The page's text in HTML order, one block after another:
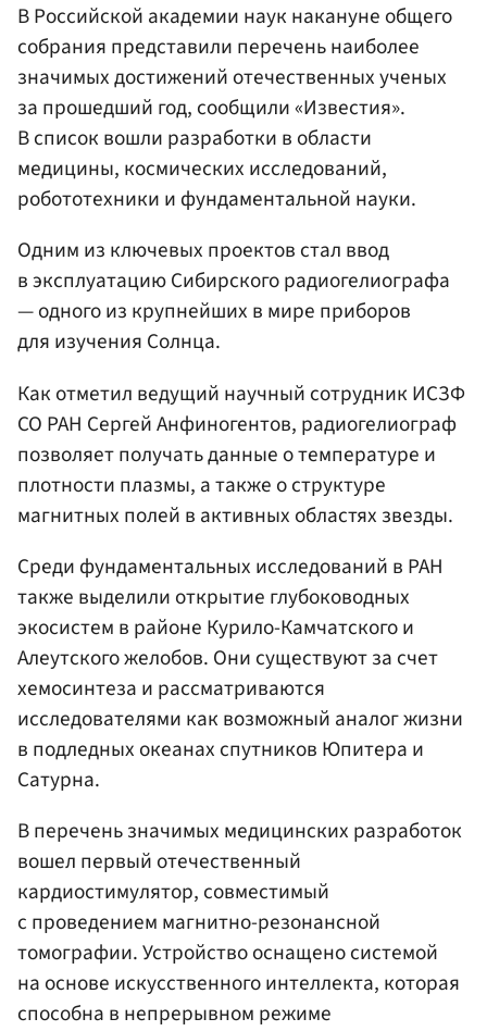
В Российской академии наук накануне общего
собрания представили перечень наиболее
значимых достижений отечественных ученых
за прошедший год, сообщили «Известия».
В cписок вошли разработки в области
медицины, космических исследований,
робототехники и фундаментальной науки.
Одним из ключевых проектов стал ввод
в эксплуатацию Сибирского радиогелиографа
— одного из крупнейших в мире приборов
для изучения Солнца.
Как отметил ведущий научный сотрудник ИСЗФ
СО РАН Сергей Анфиногентов, радиогелиограф
позволяет получать данные о температуре и
плотности плазмы, а также о структуре
магнитных полей в активных областях звезды.
Среди фундаментальных исследований в РАН
также выделили открытие глубоководных
экосистем в районе Курило-Камчатского и
Алеутского желобов. Они существуют за счет
хемосинтеза и рассматриваются
исследователями как возможный аналог жизни
в подледных океанах спутников Юпитера и
Сатурна.
В перечень значимых медицинских разработок
вошел первый отечественный
кардиостимулятор, совместимый
с проведением магнитно-резонансной
томографии. Устройство оснащено системой
на основе искусственного интеллекта, которая
способна в непрерывном режиме